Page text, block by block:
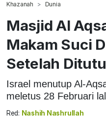
Khazanah Dunia
Masjid Al
Makam Suci
Setelah
Israel menutup Al-
meletus 28 Februari
Red: Nashih Nashrullah